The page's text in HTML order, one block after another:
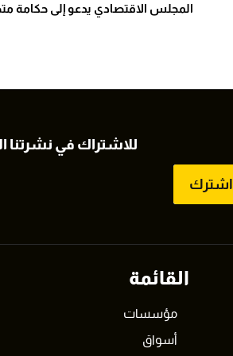
المجلس الاقتصادي يدعو إلى حكامة
للاشتراك في نشرتنا
اشترك
القائمة
مؤسسات
أسواق